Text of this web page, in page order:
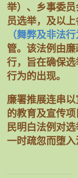
举）、乡事委
员选举，及以
（舞弊及非法行
管。该法例由
行，旨在确保
行为的出现。
廉署推展连串
的教育及宣传
民明白法例对
一时疏忽而堕入